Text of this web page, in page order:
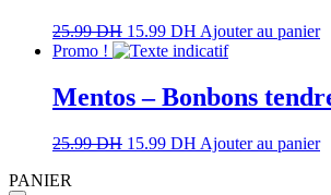
25.99DH 15.99 DH Ajouter au panier
Promo !
Mentos – Bonbons
25.99DH 15.99 DH Ajouter au panier
PANIER